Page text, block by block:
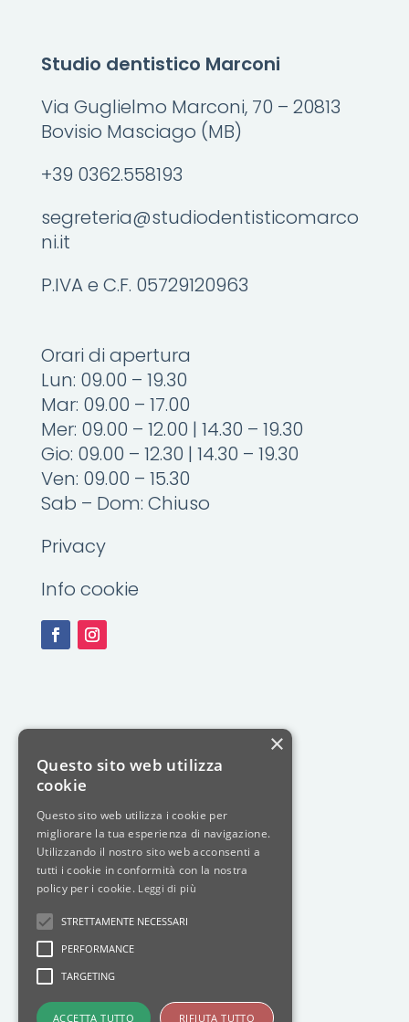
Studio dentistico Marconi
Via Guglielmo Marconi, 70 – 20813
Bovisio Masciago (MB)
+39 0362.558193
segreteria@studiodentisticomarco
ni.it
P.IVA e C.F. 05729120963
Orari di apertura
Lun: 09.00 – 19.30
Mar: 09.00 – 17.00
Mer: 09.00 – 12.00 | 14.30 – 19.30
Gio: 09.00 – 12.30 | 14.30 – 19.30
Ven: 09.00 – 15.30
Sab – Dom: Chiuso
Privacy
Info cookie
×
Questo sito web utilizza
cookie
Questo sito web utilizza i cookie per
migliorare la tua esperienza di navigazione.
Utilizzando il nostro sito web acconsenti a
tutti i cookie in conformità con la nostra
policy per i cookie. Leggi di più
STRETTAMENTE NECESSARI
PERFORMANCE
TARGETING
ACCETTA TUTTO RIFIUTA TUTTO